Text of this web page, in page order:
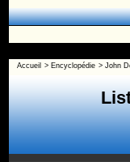
Accueil > Encyclopédie >John